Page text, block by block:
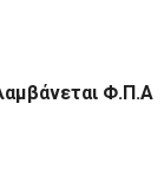
Φ.Π.Α